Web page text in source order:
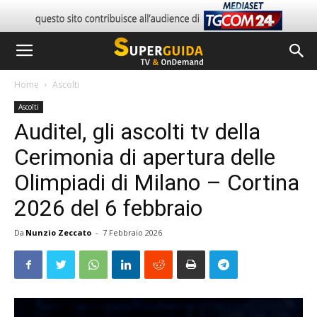
Home Ascolti
Ascolti
Auditel, gli ascolti tv della
Cerimonia di apertura delle
Olimpiadi di Milano – Cortina
2026 del 6 febbraio
Da Nunzio Zeccato - 7 Febbraio 2026